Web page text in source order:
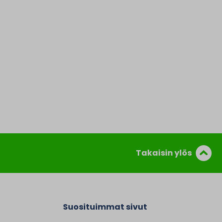
Takaisin ylös
Suosituimmat sivut